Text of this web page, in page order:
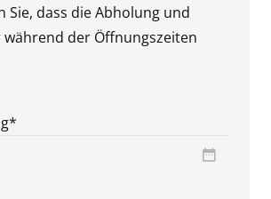
Sie, dass die Abholung und
während der Öffnungszeiten
*